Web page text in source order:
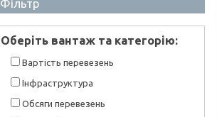
Фільтр
Оберiть вантаж та категорiю:
Вартiсть перевезень
Інфраструктура
Обсяги перевезень